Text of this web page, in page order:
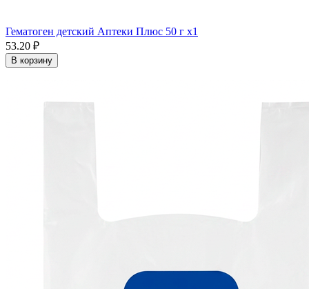
Гематоген детский Аптеки Плюс 50 г x1
53.20 ₽
В корзину